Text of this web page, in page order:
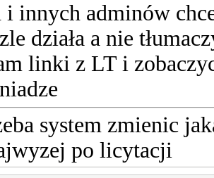
i innych adminów
działa a nie
linki z LT i
system zmienic
po licytacji